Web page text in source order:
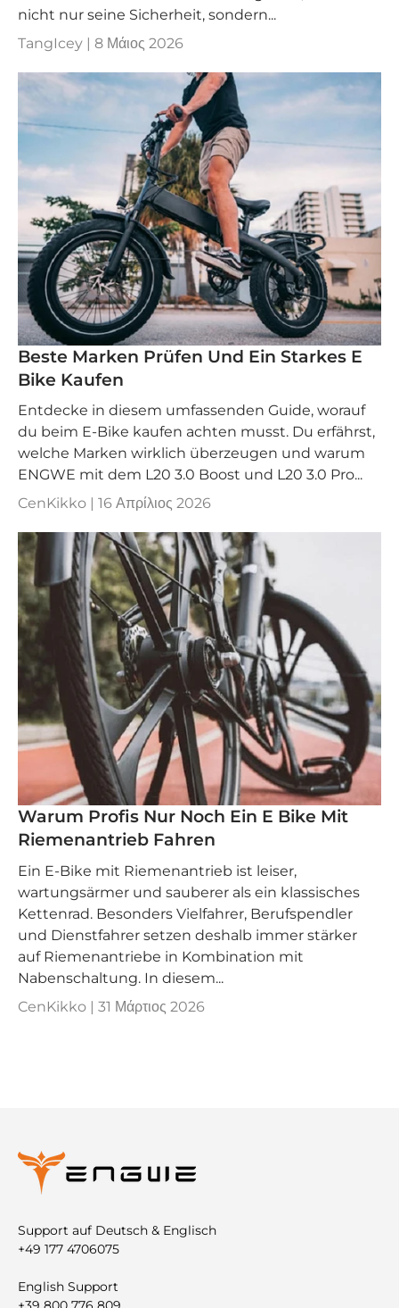
nicht nur seine Sicherheit, sondern...
TangIcey | 8 Μάιος 2026
Beste Marken Prüfen Und Ein Starkes E
Bike Kaufen
Entdecke in diesem umfassenden Guide, worauf
du beim E-Bike kaufen achten musst. Du erfährst,
welche Marken wirklich überzeugen und warum
ENGWE mit dem L20 3.0 Boost und L20 3.0 Pro...
CenKikko | 16 Απρίλιος 2026
Warum Profis Nur Noch Ein E Bike Mit
Riemenantrieb Fahren
Ein E‑Bike mit Riemenantrieb ist leiser,
wartungsärmer und sauberer als ein klassisches
Kettenrad. Besonders Vielfahrer, Berufspendler
und Dienstfahrer setzen deshalb immer stärker
auf Riemenantriebe in Kombination mit
Nabenschaltung. In diesem...
CenKikko | 31 Μάρτιος 2026
Support auf Deutsch & Englisch
+49 177 4706075
English Support